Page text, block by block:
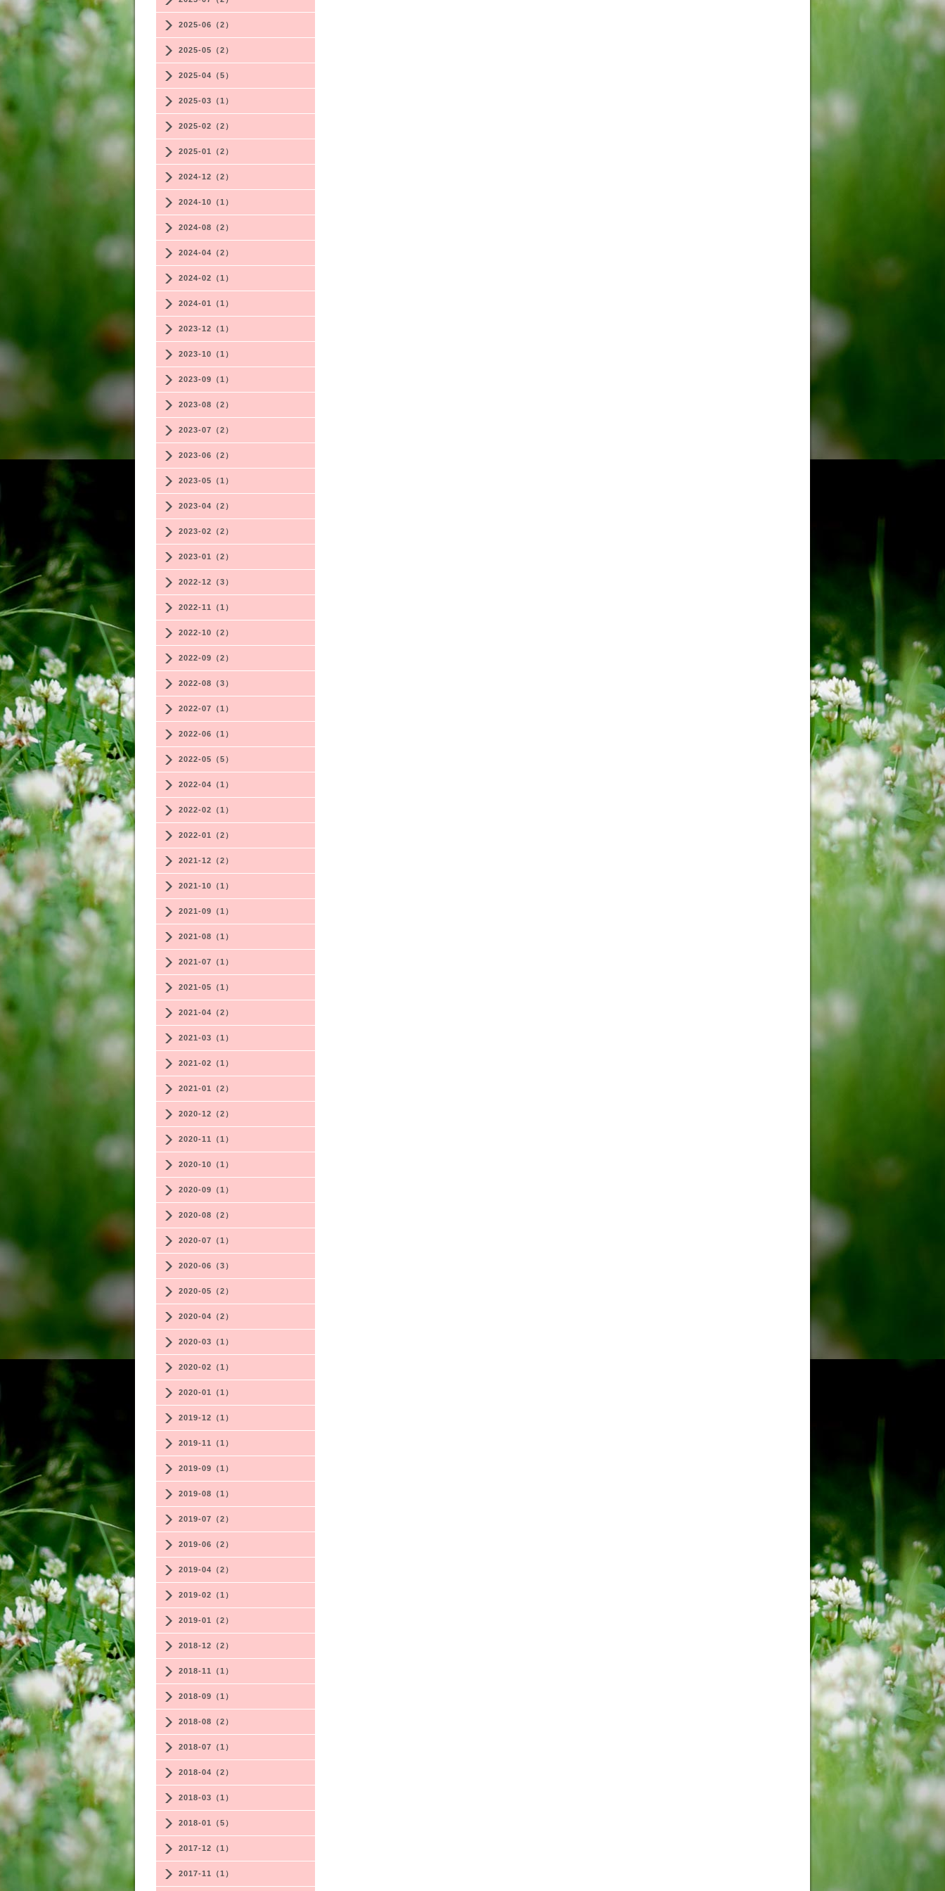
2025-06（2）
2025-05（2）
2025-04（5）
2025-03（1）
2025-02（2）
2025-01（2）
2024-12（2）
2024-10（1）
2024-08（2）
2024-04（2）
2024-02（1）
2024-01（1）
2023-12（1）
2023-10（1）
2023-09（1）
2023-08（2）
2023-07（2）
2023-06（2）
2023-05（1）
2023-04（2）
2023-02（2）
2023-01（2）
2022-12（3）
2022-11（1）
2022-10（2）
2022-09（2）
2022-08（3）
2022-07（1）
2022-06（1）
2022-05（5）
2022-04（1）
2022-02（1）
2022-01（2）
2021-12（2）
2021-10（1）
2021-09（1）
2021-08（1）
2021-07（1）
2021-05（1）
2021-04（2）
2021-03（1）
2021-02（1）
2021-01（2）
2020-12（2）
2020-11（1）
2020-10（1）
2020-09（1）
2020-08（2）
2020-07（1）
2020-06（3）
2020-05（2）
2020-04（2）
2020-03（1）
2020-02（1）
2020-01（1）
2019-12（1）
2019-11（1）
2019-09（1）
2019-08（1）
2019-07（2）
2019-06（2）
2019-04（2）
2019-02（1）
2019-01（2）
2018-12（2）
2018-11（1）
2018-09（1）
2018-08（2）
2018-07（1）
2018-04（2）
2018-03（1）
2018-01（5）
2017-12（1）
2017-11（1）